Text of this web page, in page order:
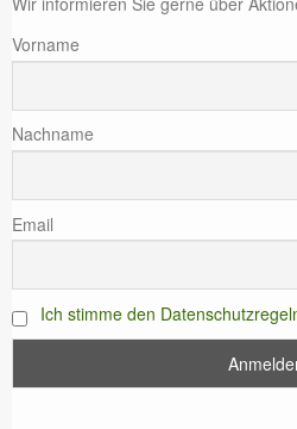
Vorname
Nachname
Email
Ich stimme den